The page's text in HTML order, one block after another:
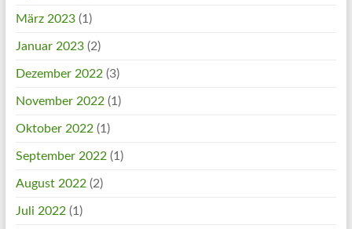
März 2023(1)
Januar 2023(2)
Dezember 2022(3)
November 2022(1)
Oktober 2022(1)
September 2022(1)
August 2022(2)
Juli 2022(1)